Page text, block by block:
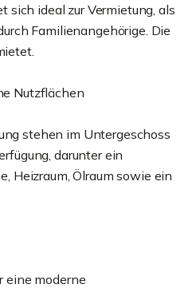
sich ideal zur Vermietung, als
Familienangehörige. Die
Nutzflächen
stehen im Untergeschoss
darunter ein
Heizraum, Ölraum sowie ein
eine moderne